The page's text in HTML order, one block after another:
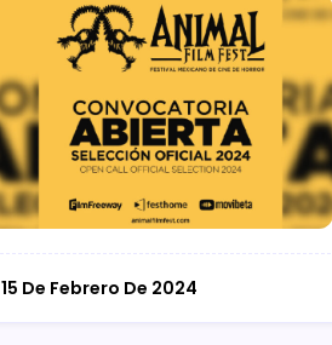
15 De Febrero De 2024